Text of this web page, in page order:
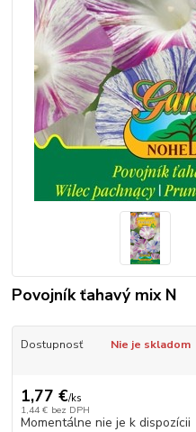
Povojník ťahavý mix N
Dostupnosť Nie je skladom
1,77 €/ks
1,44 € bez DPH
Momentálne nie je k dispozícii